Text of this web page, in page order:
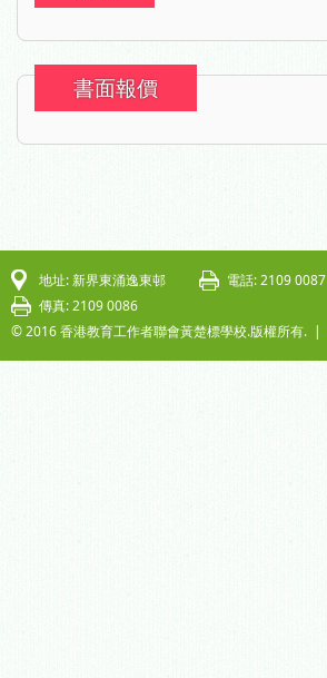
書面報價
地址: 新界東涌逸東邨
電話: 2109 0087
傳真: 2109 0086
© 2016 香港教育工作者聯會黃楚標學校.版權所有. |